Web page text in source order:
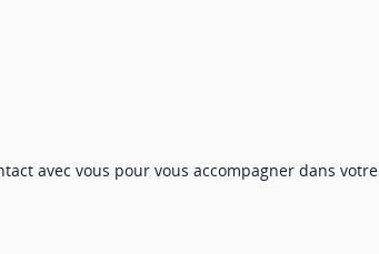
avec vous pour vous accompagner dans votre